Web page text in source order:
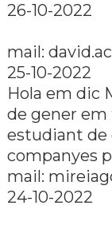
26-10-2022
mail:
25-10-2022
Hola em dic
de gener em
estudiant de
companyes
mail:
24-10-2022